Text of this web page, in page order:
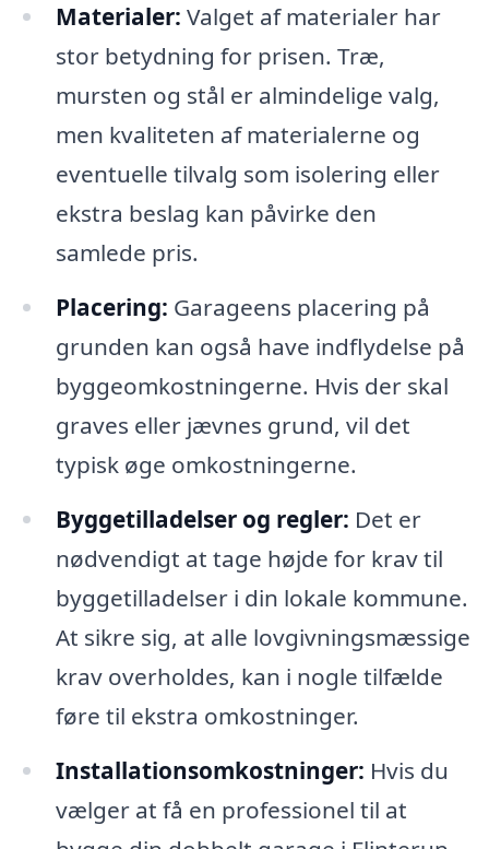
Materialer: Valget af materialer har
stor betydning for prisen. Træ,
mursten og stål er almindelige valg,
men kvaliteten af materialerne og
eventuelle tilvalg som isolering eller
ekstra beslag kan påvirke den
samlede pris.
Placering: Garageens placering på
grunden kan også have indflydelse på
byggeomkostningerne. Hvis der skal
graves eller jævnes grund, vil det
typisk øge omkostningerne.
Byggetilladelser og regler: Det er
nødvendigt at tage højde for krav til
byggetilladelser i din lokale kommune.
At sikre sig, at alle lovgivningsmæssige
krav overholdes, kan i nogle tilfælde
føre til ekstra omkostninger.
Installationsomkostninger: Hvis du
vælger at få en professionel til at